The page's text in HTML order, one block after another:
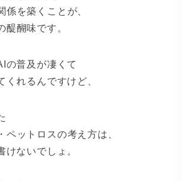
係を築くことが、
醍醐味です。
の普及が凄くて
くれるんですけど、
ペットロスの考え方は、
けないでしょ。